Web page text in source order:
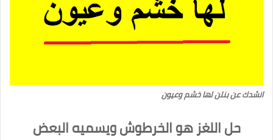
انشدك عن بنتن لها خشم وعيون
حل اللغز هو الخرطوش ويسميه البعض